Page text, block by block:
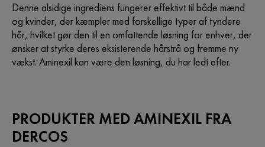
Denne alsidige ingrediens fungerer effektivt til både mænd
og kvinder, der kæmpler med forskellige typer af tyndere
hår, hvilket gør den til en omfattende løsning for enhver, der
ønsker at styrke deres eksisterende hårstrå og fremme ny
vækst. Aminexil kan være den løsning, du har ledt efter.
PRODUKTER MED AMINEXIL FRA
DERCOS